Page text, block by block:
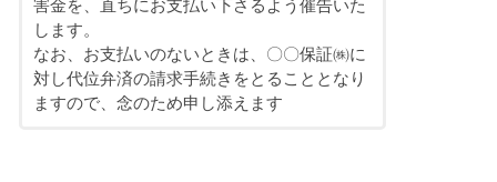
害金を、直ちにお支払い下さるよう催告いた
します。
なお、お支払いのないときは、〇〇保証㈱に
対し代位弁済の請求手続きをとることとなり
ますので、念のため申し添えます